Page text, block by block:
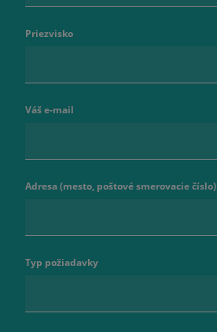
Priezvisko
Váš e-mail
Adresa (mesto, poštové smerovacie číslo)
Typ požiadavky